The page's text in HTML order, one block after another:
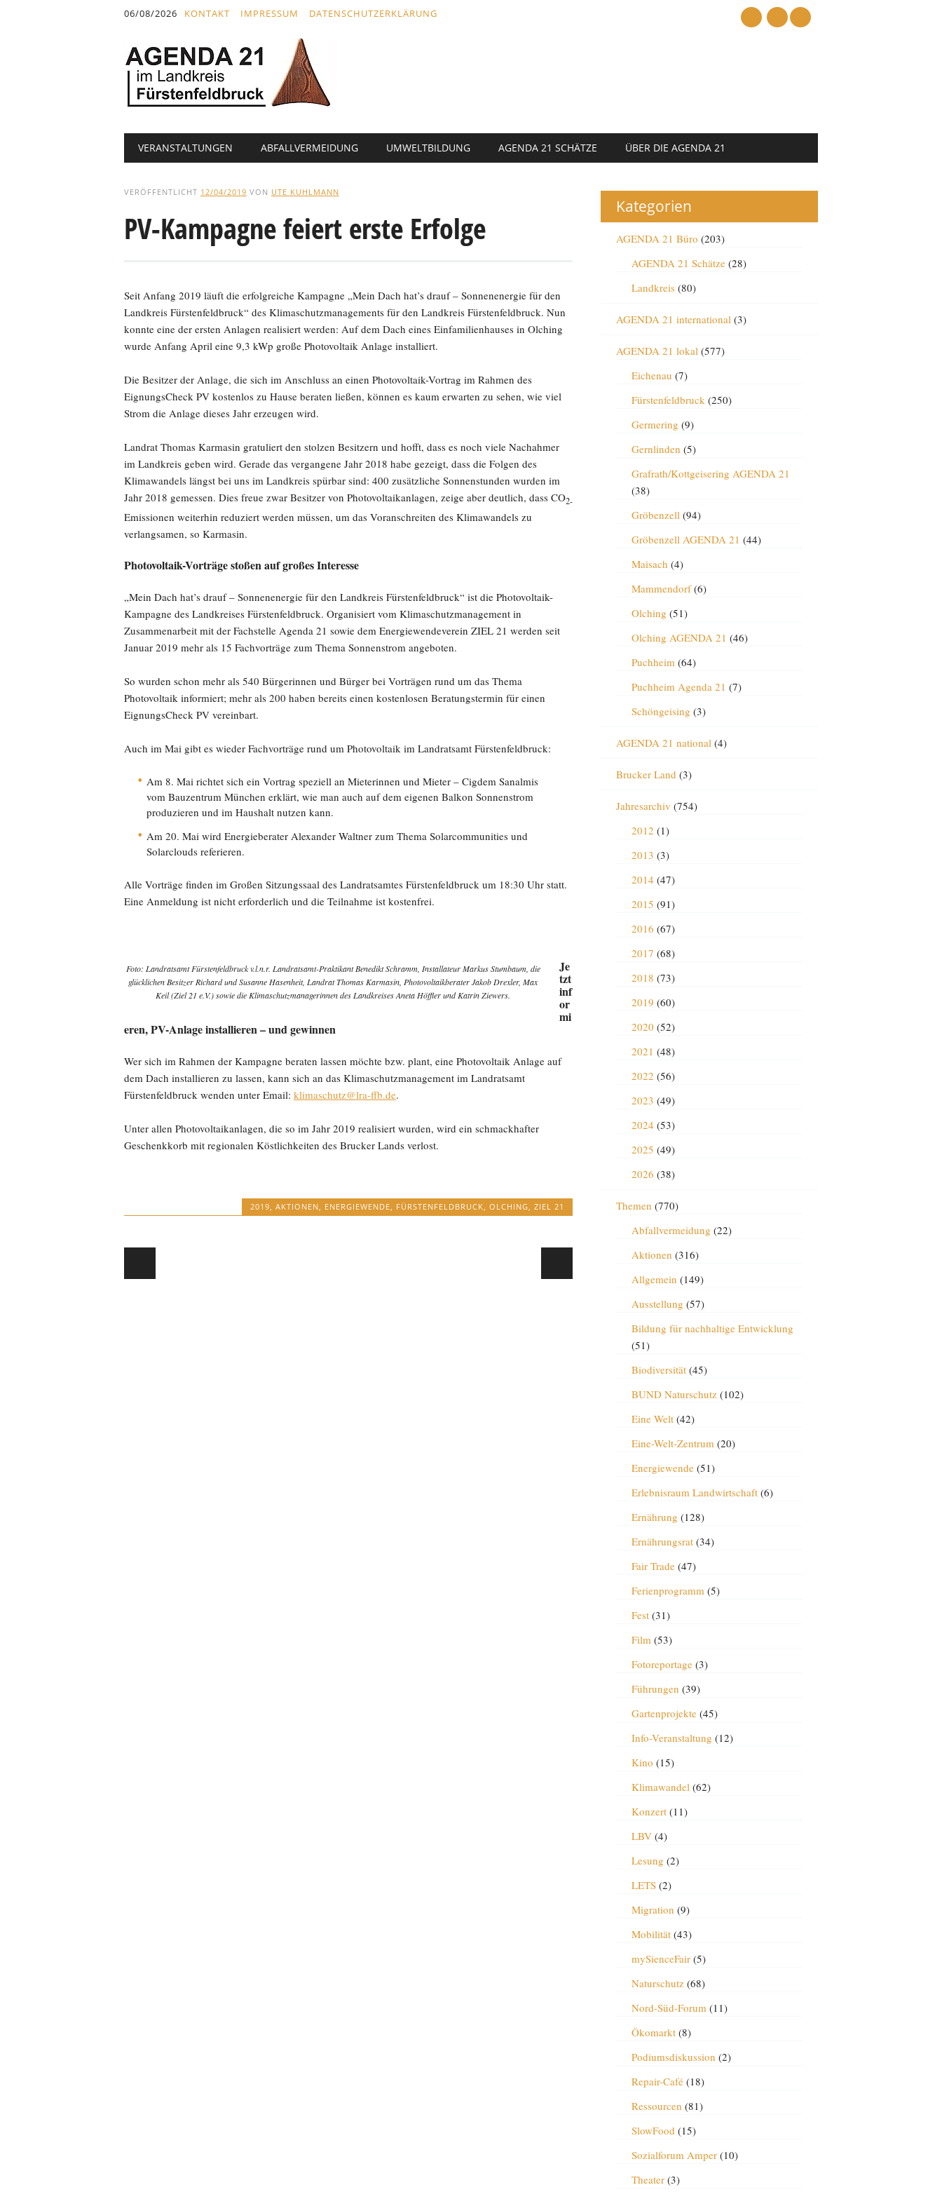
06/08/2026 KONTAKT IMPRESSUM DATENSCHUTZERKLÄRUNG
Hauptmenü
Abbrechen
Text
VERANSTALTUNGEN ABFALLVERMEIDUNG UMWELTBILDUNG AGENDA 21 SCHÄTZE ÜBER DIE AGENDA 21
VERÖFFENTLICHT 12/04/2019 VON UTE KUHLMANN
PV-Kampagne feiert erste Erfolge
Seit Anfang 2019 läuft die erfolgreiche Kampagne „Mein Dach hat’s drauf – Sonnenenergie für den
Landkreis Fürstenfeldbruck“ des Klimaschutzmanagements für den Landkreis Fürstenfeldbruck. Nun
konnte eine der ersten Anlagen realisiert werden: Auf dem Dach eines Einfamilienhauses in Olching
wurde Anfang April eine 9,3 kWp große Photovoltaik Anlage installiert.
Die Besitzer der Anlage, die sich im Anschluss an einen Photovoltaik-Vortrag im Rahmen des
EignungsCheck PV kostenlos zu Hause beraten ließen, können es kaum erwarten zu sehen, wie viel
Strom die Anlage dieses Jahr erzeugen wird.
Landrat Thomas Karmasin gratuliert den stolzen Besitzern und hofft, dass es noch viele Nachahmer
im Landkreis geben wird. Gerade das vergangene Jahr 2018 habe gezeigt, dass die Folgen des
Klimawandels längst bei uns im Landkreis spürbar sind: 400 zusätzliche Sonnenstunden wurden im
Jahr 2018 gemessen. Dies freue zwar Besitzer von Photovoltaikanlagen, zeige aber deutlich, dass CO2-
Emissionen weiterhin reduziert werden müssen, um das Voranschreiten des Klimawandels zu
verlangsamen, so Karmasin.
Photovoltaik-Vorträge stoßen auf großes Interesse
„Mein Dach hat’s drauf – Sonnenenergie für den Landkreis Fürstenfeldbruck“ ist die Photovoltaik-
Kampagne des Landkreises Fürstenfeldbruck. Organisiert vom Klimaschutzmanagement in
Zusammenarbeit mit der Fachstelle Agenda 21 sowie dem Energiewendeverein ZIEL 21 werden seit
Januar 2019 mehr als 15 Fachvorträge zum Thema Sonnenstrom angeboten.
So wurden schon mehr als 540 Bürgerinnen und Bürger bei Vorträgen rund um das Thema
Photovoltaik informiert; mehr als 200 haben bereits einen kostenlosen Beratungstermin für einen
EignungsCheck PV vereinbart.
Auch im Mai gibt es wieder Fachvorträge rund um Photovoltaik im Landratsamt Fürstenfeldbruck:
Am 8. Mai richtet sich ein Vortrag speziell an Mieterinnen und Mieter – Cigdem Sanalmis
vom Bauzentrum München erklärt, wie man auch auf dem eigenen Balkon Sonnenstrom
produzieren und im Haushalt nutzen kann.
Am 20. Mai wird Energieberater Alexander Waltner zum Thema Solarcommunities und
Solarclouds referieren.
Alle Vorträge finden im Großen Sitzungssaal des Landratsamtes Fürstenfeldbruck um 18:30 Uhr statt.
Eine Anmeldung ist nicht erforderlich und die Teilnahme ist kostenfrei.
Foto: Landratsamt Fürstenfeldbruck v.l.n.r. Landratsamt-Praktikant Benedikt Schramm, Installateur Markus Stumbaum, die
glücklichen Besitzer Richard und Susanne Hasenheit, Landrat Thomas Karmasin, Photovoltaikberater Jakob Drexler, Max
Keil (Ziel 21 e.V.) sowie die Klimaschutzmanagerinnen des Landkreises Aneta Höffler und Katrin Ziewers.
Je
tzt
inf
or
mi
eren, PV-Anlage installieren – und gewinnen
Wer sich im Rahmen der Kampagne beraten lassen möchte bzw. plant, eine Photovoltaik Anlage auf
dem Dach installieren zu lassen, kann sich an das Klimaschutzmanagement im Landratsamt
Fürstenfeldbruck wenden unter Email: klimaschutz@lra-ffb.de.
Unter allen Photovoltaikanlagen, die so im Jahr 2019 realisiert wurden, wird ein schmackhafter
Geschenkkorb mit regionalen Köstlichkeiten des Brucker Lands verlost.
2019,AKTIONEN, ENERGIEWENDE, FÜRSTENFELDBRUCK,OLCHING,ZIEL 21
Post navigation
Kategorien
AGENDA 21 Büro (203)
AGENDA 21 Schätze(28)
Landkreis(80)
AGENDA 21 international(3)
AGENDA 21 lokal(577)
Eichenau (7)
Fürstenfeldbruck(250)
Germering (9)
Gernlinden (5)
Grafrath/Kottgeisering AGENDA 21
(38)
Gröbenzell(94)
Gröbenzell AGENDA 21 (44)
Maisach (4)
Mammendorf(6)
Olching (51)
Olching AGENDA 21 (46)
Puchheim(64)
Puchheim Agenda 21 (7)
Schöngeising (3)
AGENDA 21 national(4)
Brucker Land (3)
Jahresarchiv (754)
2012 (1)
2013 (3)
2014 (47)
2015 (91)
2016 (67)
2017 (68)
2018 (73)
2019 (60)
2020 (52)
2021 (48)
2022 (56)
2023 (49)
2024 (53)
2025 (49)
2026 (38)
Themen (770)
Abfallvermeidung (22)
Aktionen (316)
Allgemein (149)
Ausstellung (57)
Bildung für nachhaltige Entwicklung
(51)
Biodiversität(45)
BUND Naturschutz(102)
Eine Welt(42)
Eine-Welt-Zentrum(20)
Energiewende(51)
Erlebnisraum Landwirtschaft(6)
Ernährung (128)
Ernährungsrat(34)
Fair Trade(47)
Ferienprogramm(5)
Fest(31)
Film(53)
Fotoreportage(3)
Führungen (39)
Gartenprojekte(45)
Info-Veranstaltung (12)
Kino (15)
Klimawandel(62)
Konzert(11)
LBV(4)
Lesung (2)
LETS(2)
Migration (9)
Mobilität(43)
mySienceFair(5)
Naturschutz(68)
Nord-Süd-Forum(11)
Ökomarkt(8)
Podiumsdiskussion (2)
Repair-Café(18)
Ressourcen (81)
SlowFood (15)
Sozialforum Amper(10)
Theater(3)